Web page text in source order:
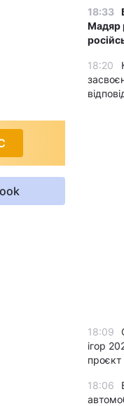
18:33
Мадяр
18:20
18:09
ігор
проєкт
18:06